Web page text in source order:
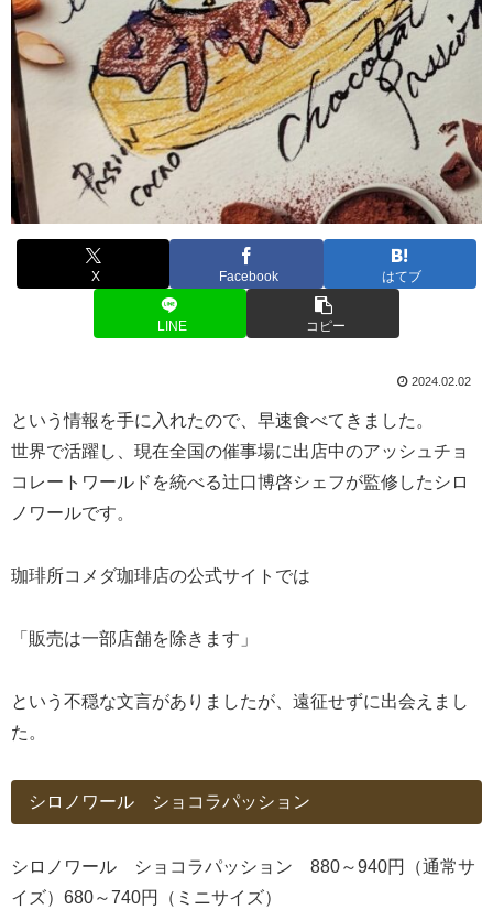
X Facebook はてブ
LINE コピー
2024.02.02
という情報を手に入れたので、早速食べてきました。
世界で活躍し、現在全国の催事場に出店中のアッシュチョ
コレートワールドを統べる辻口博啓シェフが監修したシロ
ノワールです。
珈琲所コメダ珈琲店の公式サイトでは
「販売は一部店舗を除きます」
という不穏な文言がありましたが、遠征せずに出会えまし
た。
シロノワール ショコラパッション
シロノワール ショコラパッション 880～940円（通常サ
イズ）680～740円（ミニサイズ）